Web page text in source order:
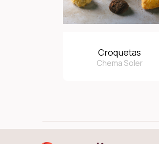
Croquetas
Chema Soler